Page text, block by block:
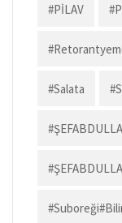
#PİLAV
#salata